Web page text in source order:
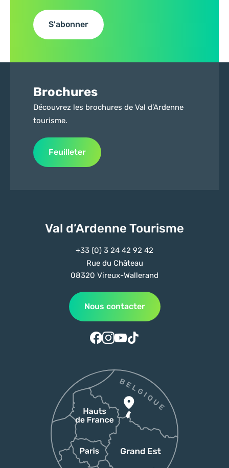
S'abonner
Brochures
Découvrez les brochures de Val d’Ardenne
tourisme.
Feuilleter
Val d’Ardenne Tourisme
+33 (0) 3 24 42 92 42
Rue du Château
08320 Vireux-Wallerand
Nous contacter
Suivez-nous sur Facebook
Suivez-nous sur Instagram
Suivez-nous sur Youtube
Suivez-nous sur Tiktok